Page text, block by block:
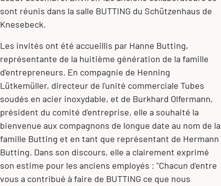
sont réunis dans la salle BUTTING du Schützenhaus de
Knesebeck.
Les invités ont été accueillis par Hanne Butting,
représentante de la huitième génération de la famille
d'entrepreneurs. En compagnie de Henning
Lütkemüller, directeur de l'unité commerciale Tubes
soudés en acier inoxydable, et de Burkhard Olfermann,
président du comité d'entreprise, elle a souhaité la
bienvenue aux compagnons de longue date au nom de la
famille Butting et en tant que représentant de Hermann
Butting. Dans son discours, elle a clairement exprimé
son estime pour les anciens employés : "Chacun d'entre
vous a contribué à faire de BUTTING ce que nous